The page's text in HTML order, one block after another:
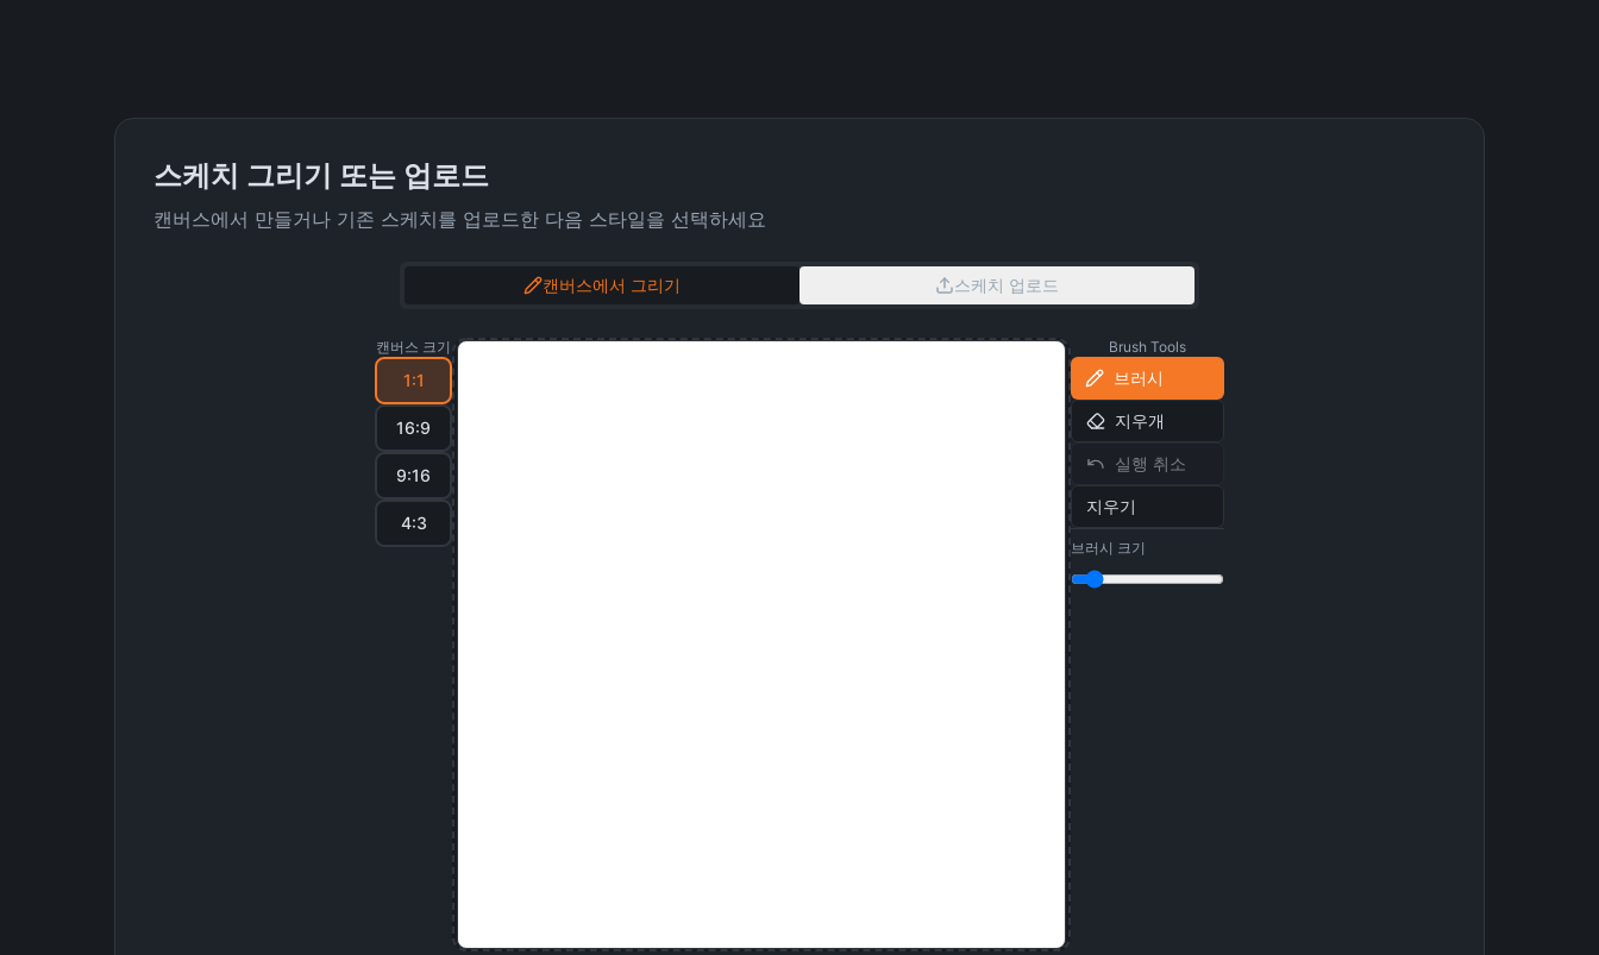
스케치 그리기 또는 업로드
캔버스에서 만들거나 기존 스케치를 업로드한 다음 스타일을 선택하세요
캔버스에서 그리기 스케치 업로드
캔버스 크기
1:1
16:9
9:16
4:3
Brush Tools
브러시
지우개
실행 취소
지우기
브러시 크기